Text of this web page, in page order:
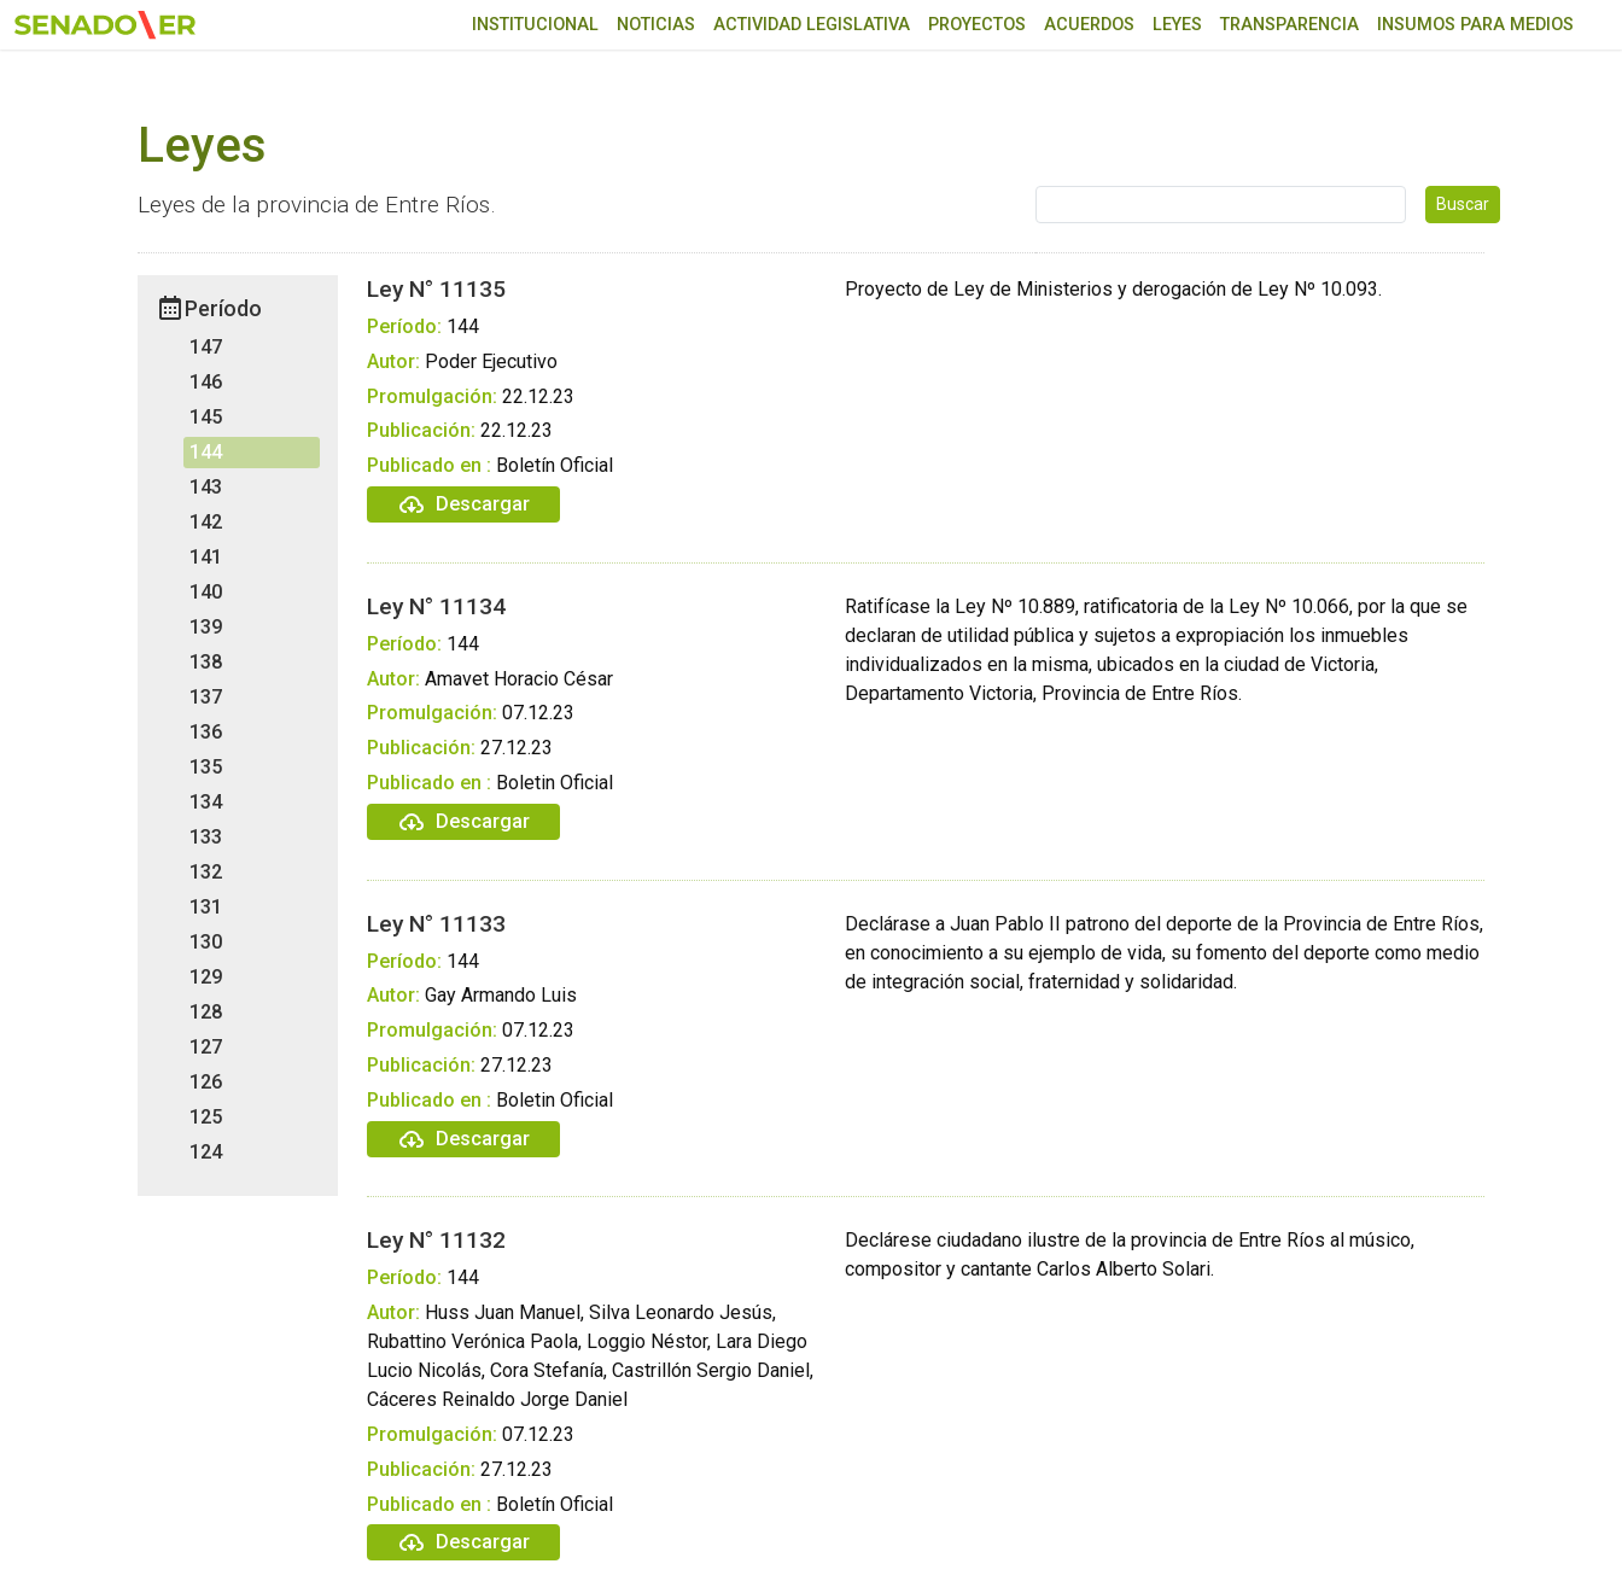
Ir al menú principal
INSTITUCIONAL NOTICIAS ACTIVIDAD LEGISLATIVA PROYECTOS ACUERDOS LEYES TRANSPARENCIA INSUMOS PARA MEDIOS
Leyes
Leyes de la provincia de Entre Ríos.
Período
147
146
145
144
143
142
141
140
139
138
137
136
135
134
133
132
131
130
129
128
127
126
125
124
Ley N° 11135
Período: 144
Autor: Poder Ejecutivo
Promulgación: 22.12.23
Publicación: 22.12.23
Publicado en : Boletín Oficial
Descargar
Proyecto de Ley de Ministerios y derogación de Ley Nº 10.093.
Ley N° 11134
Período: 144
Autor: Amavet Horacio César
Promulgación: 07.12.23
Publicación: 27.12.23
Publicado en : Boletin Oficial
Descargar
Ratifícase la Ley Nº 10.889, ratificatoria de la Ley Nº 10.066, por la que se
declaran de utilidad pública y sujetos a expropiación los inmuebles
individualizados en la misma, ubicados en la ciudad de Victoria,
Departamento Victoria, Provincia de Entre Ríos.
Ley N° 11133
Período: 144
Autor: Gay Armando Luis
Promulgación: 07.12.23
Publicación: 27.12.23
Publicado en : Boletin Oficial
Descargar
Declárase a Juan Pablo II patrono del deporte de la Provincia de Entre Ríos,
en conocimiento a su ejemplo de vida, su fomento del deporte como medio
de integración social, fraternidad y solidaridad.
Ley N° 11132
Período: 144
Autor: Huss Juan Manuel, Silva Leonardo Jesús,
Rubattino Verónica Paola, Loggio Néstor, Lara Diego
Lucio Nicolás, Cora Stefanía, Castrillón Sergio Daniel,
Cáceres Reinaldo Jorge Daniel
Promulgación: 07.12.23
Publicación: 27.12.23
Publicado en : Boletín Oficial
Descargar
Declárese ciudadano ilustre de la provincia de Entre Ríos al músico,
compositor y cantante Carlos Alberto Solari.